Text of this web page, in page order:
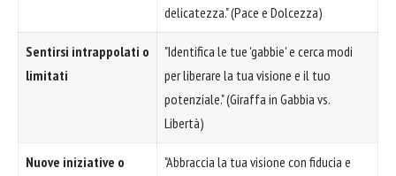
delicatezza." (Pace e Dolcezza)
Sentirsi intrappolati o
limitati
"Identifica le tue 'gabbie' e cerca modi
per liberare la tua visione e il tuo
potenziale." (Giraffa in Gabbia vs.
Libertà)
Nuove iniziative o
"Abbraccia la tua visione con fiducia e